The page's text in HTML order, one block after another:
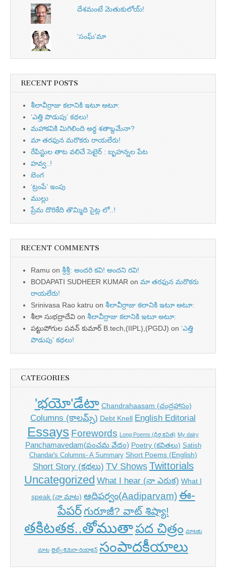
దేశమంటే మెతుకులోయ్‌!
'సంఘ్'మా
RECENT POSTS
శీలావీర్రాజు కలానికి ఇటూ అటూ:
‘ఎత్తి పొడుపు’ కథలు!
మహాకవికి మిగిలింది అర్ధ శతాబ్దమేనా?
మా తరఫున మరొకరు రాయలేరు!
రేపిస్టుల తాట వలిచే సెటైర్ : బృహన్నల పేట
హవ్వ..!
బెంగ
‘ట్రంపే’ ఇంపు
ముల్లు
ప్రేమ దొరికేది తొమ్మిది సైట్ల లో..!
RECENT COMMENTS
Ramu on శ్రీశ్రీ: అందరి కవి! అందని రవి!
BODAPATI SUDHEER KUMAR on మా తరఫున మరొకరు
రాయలేరు!
Srinivasa Rao katru on శీలావీర్రాజు కలానికి ఇటూ అటూ:
శీలా సుభద్రాదేవి on శీలావీర్రాజు కలానికి ఇటూ అటూ:
పట్టుపోగుల పవన్ కుమార్ B.tech,(IIPL),(PGDJ) on ‘ఎత్తి
పొడుపు’ కథలు!
CATEGORIES
'భయో'డేటా Chandrahaasam (చంద్రహాసం)
Columns (కాలమ్స్) Debt Knell English Editorial
Essays Forewords Long Poems (ధీర్గ కవిత) My dairy
Panchamavedam(పంచమ వేదం) Poetry (కవితలు) Satish
Chandar's Columns- A Summary Short Poems (English)
Short Story (కథలు) TV Shows Twittorials
Uncategorized What I hear (నా ఎరుక) What I
speak (నా మాట) ఆదిపర్వం(Aadiparvam) ఈ-
పేపర్గురూజీ? వాట్ శిష్యా!
తకిటతక..తోముతాపద చిత్రం మాటకు
మాట లైట్స్-కెమెరా-రియాక్షన్ సంపాదకీయాలు